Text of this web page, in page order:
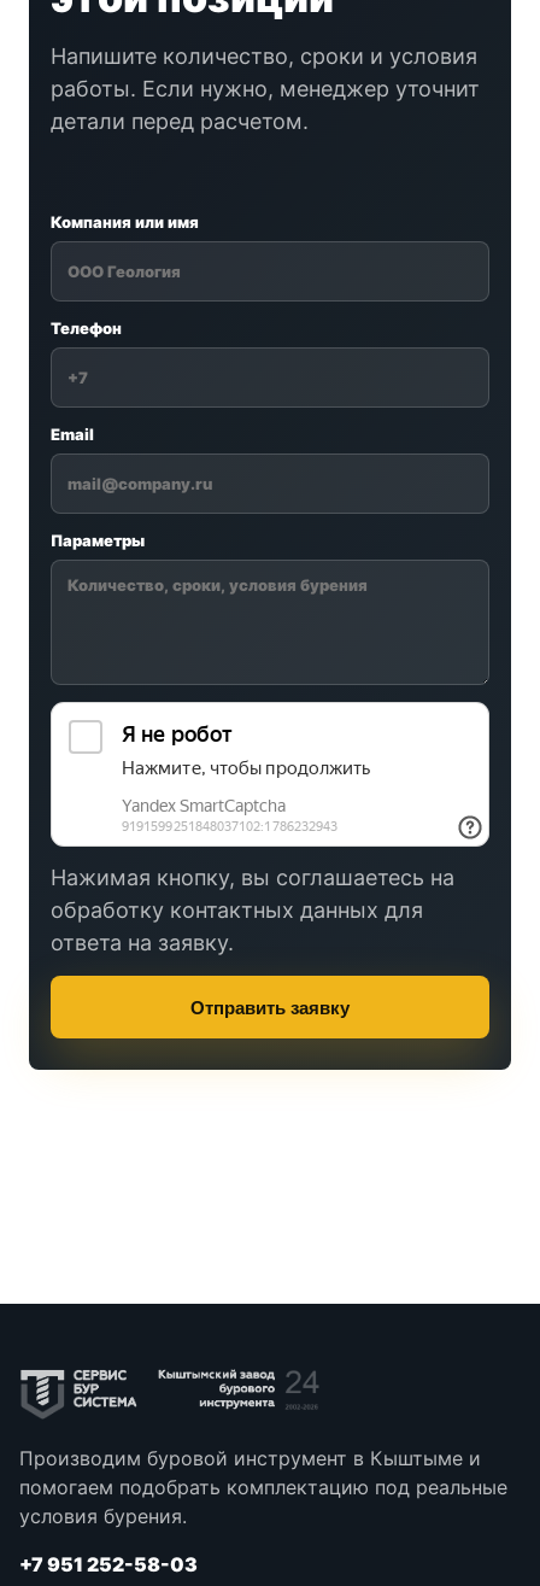
Напишите количество, сроки и условия
работы. Если нужно, менеджер уточнит
детали перед расчетом.
Компания или имя
Телефон
Email
Параметры
Нажимая кнопку, вы соглашаетесь на
обработку контактных данных для
ответа на заявку.
Отправить заявку
Производим буровой инструмент в Кыштыме и
помогаем подобрать комплектацию под реальные
условия бурения.
+7 951 252-58-03